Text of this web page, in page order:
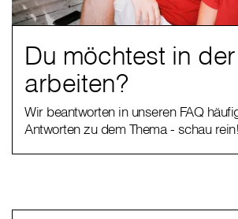
Du möchtest in
arbeiten?
Wir beantworten in unseren FAQ
Antworten zu dem Thema - schau rein!